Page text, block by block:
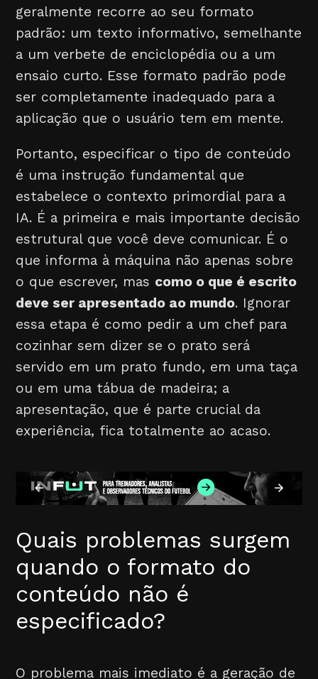
geralmente recorre ao seu formato
padrão: um texto informativo, semelhante
a um verbete de enciclopédia ou a um
ensaio curto. Esse formato padrão pode
ser completamente inadequado para a
aplicação que o usuário tem em mente.
Portanto, especificar o tipo de conteúdo
é uma instrução fundamental que
estabelece o contexto primordial para a
IA. É a primeira e mais importante decisão
estrutural que você deve comunicar. É o
que informa à máquina não apenas sobre
o que escrever, mas como o que é escrito
deve ser apresentado ao mundo. Ignorar
essa etapa é como pedir a um chef para
cozinhar sem dizer se o prato será
servido em um prato fundo, em uma taça
ou em uma tábua de madeira; a
apresentação, que é parte crucial da
experiência, fica totalmente ao acaso.
Quais problemas surgem
quando o formato do
conteúdo não é
especificado?
O problema mais imediato é a geração de